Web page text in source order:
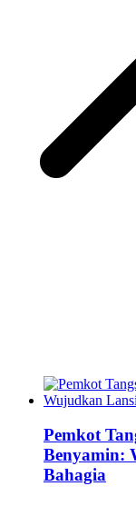
Pemkot
Benyamin:
Bahagia